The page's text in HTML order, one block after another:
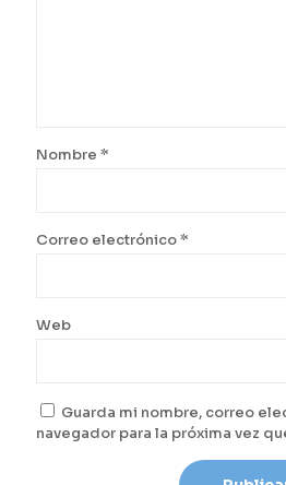
Nombre *
Correo electrónico*
Web
Guarda mi nombre, correo
navegador para la próxima vez